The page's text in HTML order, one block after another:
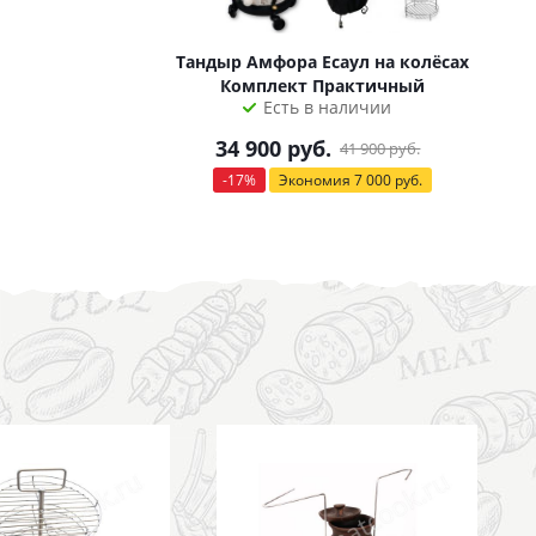
Тандыр Амфора Есаул на колёсах
Комплект Практичный
Есть в наличии
34 900 руб. 41 900руб.
-17% Экономия 7 000руб.